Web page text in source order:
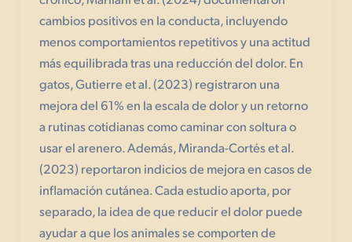
cambios positivos en la conducta, incluyendo
menos comportamientos repetitivos y una actitud
más equilibrada tras una reducción del dolor. En
gatos, Gutierre et al. (2023) registraron una
mejora del 61% en la escala de dolor y un retorno
a rutinas cotidianas como caminar con soltura o
usar el arenero. Además, Miranda-Cortés et al.
(2023) reportaron indicios de mejora en casos de
inflamación cutánea. Cada estudio aporta, por
separado, la idea de que reducir el dolor puede
ayudar a que los animales se comporten de